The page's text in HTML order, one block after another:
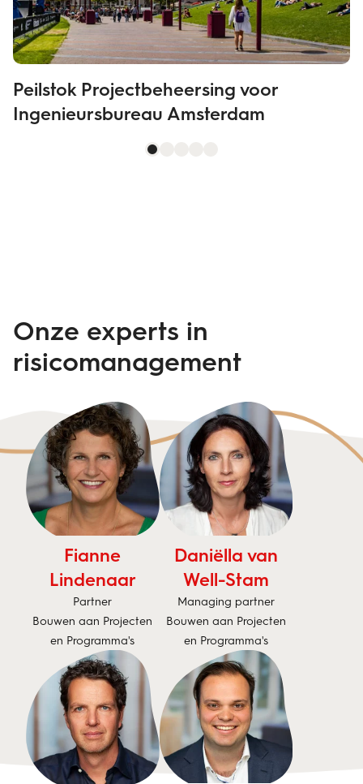
Peilstok Projectbeheersing voor
Ingenieursbureau Amsterdam
Onze experts in
risicomanagement
Fianne
Lindenaar
Partner
Bouwen aan Projecten
en Programma's
Daniëlla van
Well-Stam
Managing partner
Bouwen aan Projecten
en Programma's